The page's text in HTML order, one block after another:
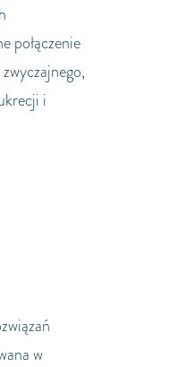
połączenie
i
w